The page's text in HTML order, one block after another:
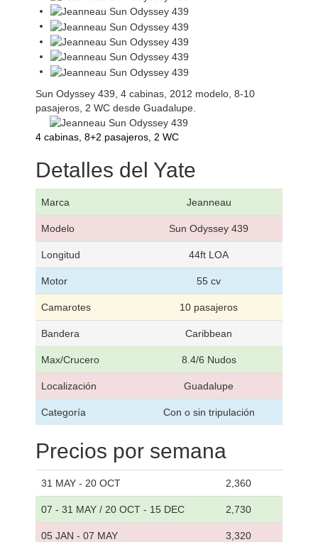
Sun Odyssey 439, 4 cabinas, 2012 modelo, 8-10
pasajeros, 2 WC desde Guadalupe.
4 cabinas, 8+2 pasajeros, 2 WC
Detalles del Yate
Marca Jeanneau
Modelo Sun Odyssey 439
Longitud 44ft LOA
Motor 55 cv
Camarotes 10 pasajeros
Bandera Caribbean
Max/Crucero 8.4/6 Nudos
Localización Guadalupe
Categoría Con o sin tripulación
Precios por semana
31 MAY - 20 OCT 2,360
07 - 31 MAY / 20 OCT - 15 DEC 2,730
05 JAN - 07 MAY 3,320